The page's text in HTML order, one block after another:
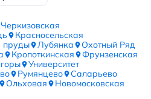
Черкизовская
Красносельская
пруды Лубянка
Охотный Ряд
Кропоткинская
Фрунзенская
Университет
Румянцево
Саларьево
Ольховая
Новомосковская